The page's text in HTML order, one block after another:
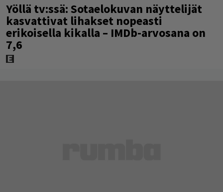
Yöllä tv:ssä: Sotaelokuvan näyttelijät
kasvattivat lihakset nopeasti
erikoisella kikalla – IMDb-arvosana on
7,6